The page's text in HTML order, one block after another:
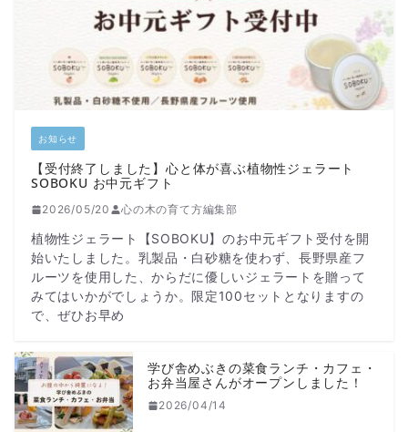
お知らせ
【受付終了しました】心と体が喜ぶ植物性ジェラート
SOBOKU お中元ギフト
2026/05/20 心の木の育て方編集部
植物性ジェラート【SOBOKU】のお中元ギフト受付を開
始いたしました。乳製品・白砂糖を使わず、長野県産フ
ルーツを使用した、からだに優しいジェラートを贈って
みてはいかがでしょうか。限定100セットとなりますの
で、ぜひお早め
学び舎めぶきの菜食ランチ・カフェ・
お弁当屋さんがオープンしました！
2026/04/14